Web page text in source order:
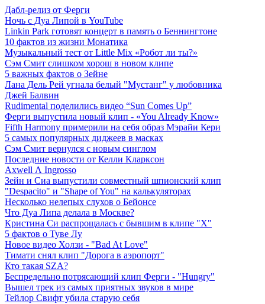
Дабл-релиз от Ферги
Ночь с Дуа Липой в YouTube
Linkin Park готовят концерт в память о Беннингтоне
10 фактов из жизни Монатика
Музыкальный тест от Little Mix «Робот ли ты?»
Сэм Смит слишком хорош в новом клипе
5 важных фактов о Зейне
Лана Дель Рей угнала белый "Мустанг" у любовника
Джей Балвин
Rudimental поделились видео “Sun Comes Up”
Ферги выпустила новый клип - «You Already Know»
Fifth Harmony примерили на себя образ Мэрайи Кери
5 самых популярных диджеев в масках
Сэм Смит вернулся с новым синглом
Последние новости от Келли Кларксон
Axwell Λ Ingrosso
Зейн и Сиа выпустили совместный шпионский клип
"Despacito" и "Shape of You" на калькуляторах
Несколько нелепых слухов о Бейонсе
Что Дуа Липа делала в Москве?
Кристина Си распрощалась с бывшим в клипе "Х"
5 фактов о Туве Лу
Новое видео Холзи - "Bad At Love"
Тимати снял клип "Дорога в аэропорт"
Кто такая SZA?
Беспредельно потрясающий клип Ферги - "Hungry"
Вышел трек из самых приятных звуков в мире
Тейлор Свифт убила старую себя